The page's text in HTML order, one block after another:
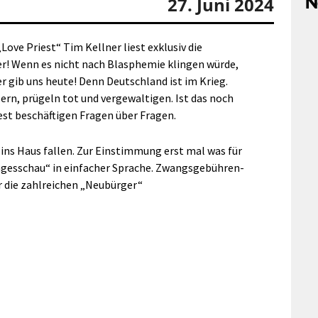
Priest“ Tim Kellner liest exklusiv die
Wenn es nicht nach Blasphemie klingen würde,
uns heute! Denn Deutschland ist im Krieg.
prügeln tot und vergewaltigen. Ist das noch
beschäftigen Fragen über Fragen.
Haus fallen. Zur Einstimmung erst mal was für
in einfacher Sprache. Zwangsgebühren-
zahlreichen „Neubürger“